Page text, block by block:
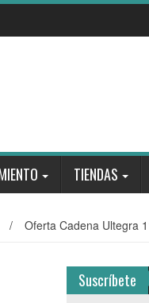
TIENDAS
/ Oferta Cadena Ultegra
Suscríbete